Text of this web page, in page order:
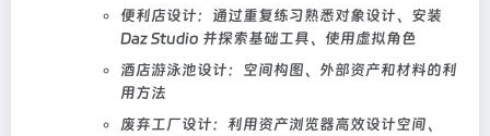
便利店设计：通过重复练习熟悉对象设计、安装
Daz Studio 并探索基础工具、使用虚拟角色
酒店游泳池设计：空间构图、外部资产和材料的利
用方法
废弃工厂设计：利用资产浏览器高效设计空间、